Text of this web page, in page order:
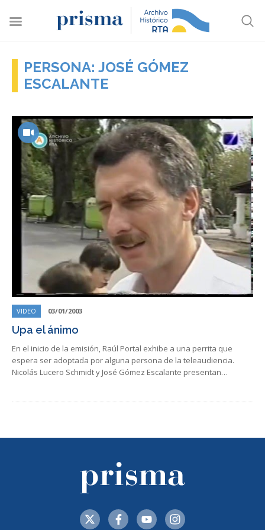
PERSONA: JOSÉ GÓMEZ
ESCALANTE
VIDEO 03/01/2003
Upa el ánimo
En el inicio de la emisión, Raúl Portal exhibe a una perrita que
espera ser adoptada por alguna persona de la teleaudiencia.
Nicolás Lucero Schmidt y José Gómez Escalante presentan…